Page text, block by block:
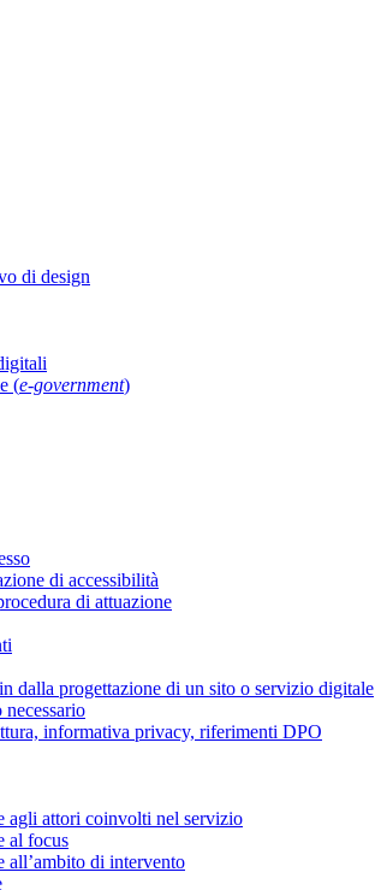
di design
(e-government)
di accessibilità
di attuazione
dalla progettazione di un sito o servizio digitale
informativa privacy, riferimenti DPO
agli attori coinvolti nel servizio
al focus
all’ambito di intervento